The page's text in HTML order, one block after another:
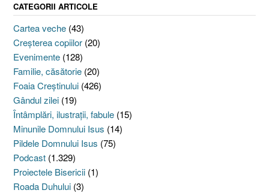
CATEGORII ARTICOLE
Cartea veche (43)
Creşterea copiilor (20)
Evenimente (128)
Familie, căsătorie (20)
Foaia Creştinului (426)
Gândul zilei (19)
Întâmplări, ilustraţii, fabule (15)
Minunile Domnului Isus (14)
Pildele Domnului Isus (75)
Podcast (1.329)
Proiectele Bisericii (1)
Roada Duhului (3)